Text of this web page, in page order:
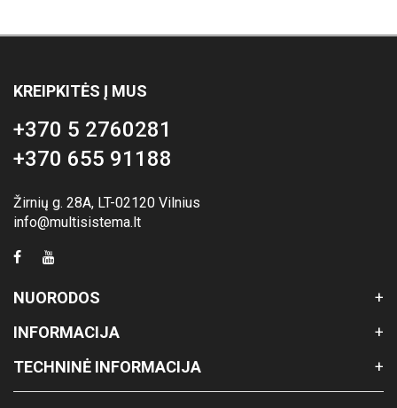
KREIPKITĖS Į MUS
+370 5 2760281
+370 655 91188
Žirnių g. 28A, LT-02120 Vilnius
info@multisistema.lt
NUORODOS
INFORMACIJA
TECHNINĖ INFORMACIJA